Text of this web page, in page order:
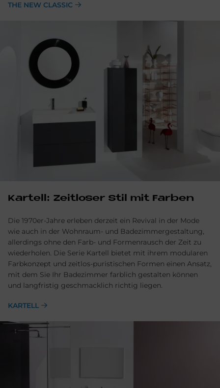
THE NEW CLASSIC
Kartell: Zeitloser Stil mit Farben
Die 1970er-Jahre erleben derzeit ein Revival in der Mode
wie auch in der Wohnraum- und Badezimmergestaltung,
allerdings ohne den Farb- und Formenrausch der Zeit zu
wiederholen. Die Serie Kartell bietet mit ihrem modularen
Farbkonzept und zeitlos-puristischen Formen einen Ansatz,
mit dem Sie Ihr Badezimmer farblich gestalten können
und langfristig geschmacklich richtig liegen.
KARTELL